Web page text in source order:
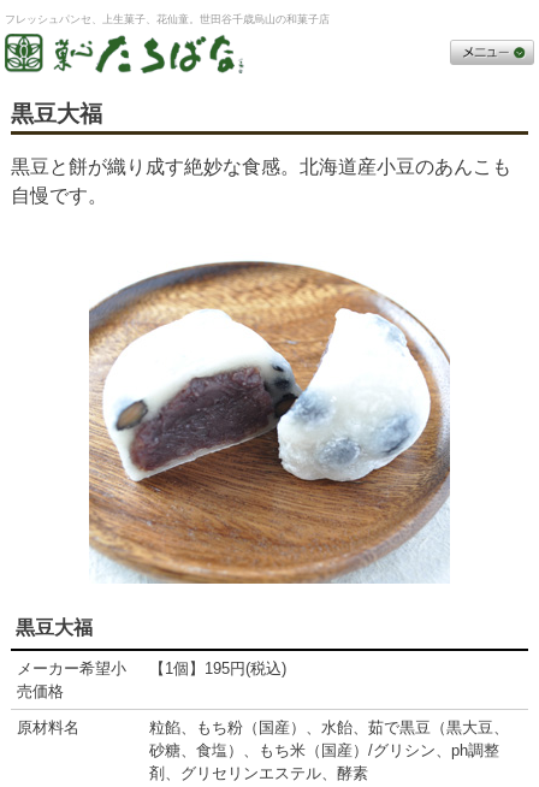
フレッシュパンセ、上生菓子、花仙童。世田谷千歳烏山の和菓子店
黒豆大福
黒豆と餅が織り成す絶妙な食感。北海道産小豆のあんこも
自慢です。
黒豆大福
メーカー希望小
売価格
【1個】195円(税込)
原材料名
粒餡、もち粉（国産）、水飴、茹で黒豆（黒大豆、
砂糖、食塩）、もち米（国産）/グリシン、ph調整
剤、グリセリンエステル、酵素